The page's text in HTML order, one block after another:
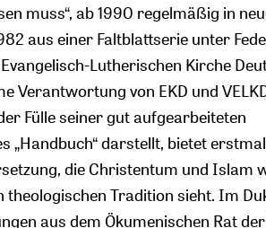
muss“, ab 1990 regelmäßig in
aus einer Faltblattserie unter
Lutherischen Kirche
Verantwortung von EKD und
Fülle seiner gut aufgearbeiteten
„Handbuch“ darstellt, bietet
die Christentum und Islam
Tradition sieht. Im
aus dem Ökumenischen Rat